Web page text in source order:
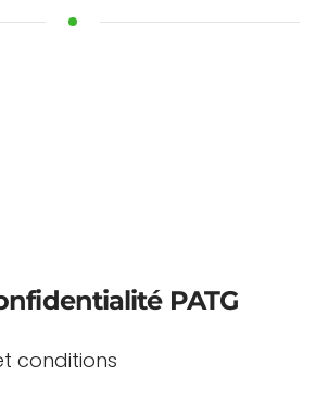
PATG
conditions